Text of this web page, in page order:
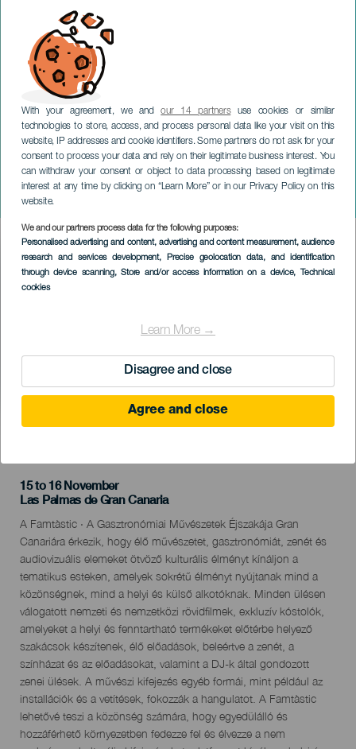
With your agreement, we andour 14 partnersuse cookies or similar
technologies to store, access, and process personal data like your visit on this
website, IP addresses and cookie identifiers. Some partners do not ask for your
consent to process your data and rely on their legitimate business interest. You
can withdraw your consent or object to data processing based on legitimate
interest at any time by clicking on “Learn More” or in our Privacy Policy on this
website.
We and our partners process data for the following purposes:
Personalised advertising and content, advertising and content measurement, audience
research and services development, Precise geolocation data, and identification
through device scanning, Store and/or access information on a device, Technical
cookies
Learn More →
Disagree and close
Agree and close
Famtàstic · Gasztronómiai
Művészetek éjszakái
GRAN CANARIA
Imagen
Listado
15 to 16 November
Localidad
Las Palmas de Gran Canaria
Descripción
del
evento
A Famtàstic · A Gasztronómiai Művészetek Éjszakája Gran
Canariára érkezik, hogy élő művészetet, gasztronómiát, zenét és
audiovizuális elemeket ötvöző kulturális élményt kínáljon a
tematikus esteken, amelyek sokrétű élményt nyújtanak mind a
közönségnek, mind a helyi és külső alkotóknak. Minden ülésen
válogatott nemzeti és nemzetközi rövidfilmek, exkluzív kóstolók,
amelyeket a helyi és fenntartható termékeket előtérbe helyező
szakácsok készítenek, élő előadások, beleértve a zenét, a
színházat és az előadásokat, valamint a DJ-k által gondozott
zenei ülések. A művészi kifejezés egyéb formái, mint például az
installációk és a vetítések, fokozzák a hangulatot. A Famtàstic
lehetővé teszi a közönség számára, hogy egyedülálló és
hozzáférhető környezetben fedezze fel és élvezze a nem